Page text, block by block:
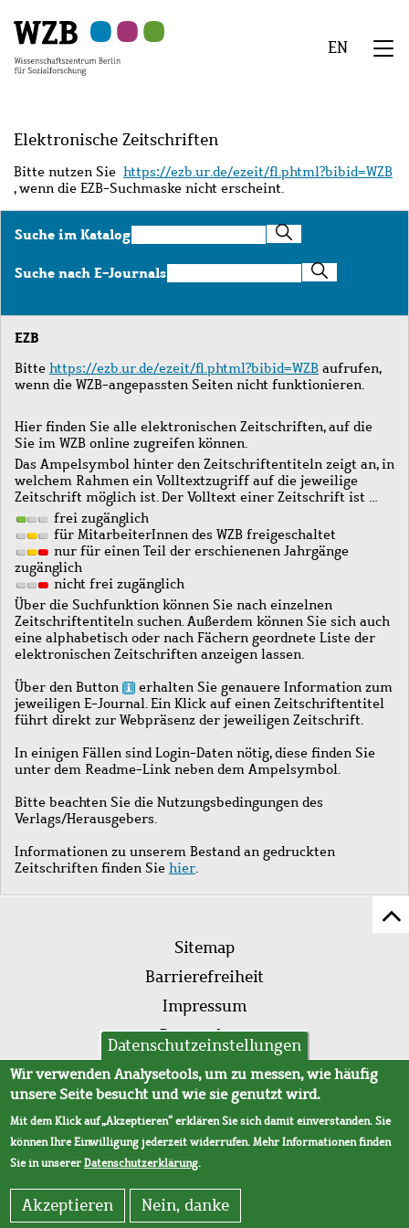
Hauptinhalt
springen
Navigation
springen
Suche
springen
Sekundärnavigation
springen
Fußzeile
springen
EN
Elektronische Zeitschriften
Bitte nutzen Sie https://ezb.ur.de/ezeit/fl.phtml?bibid=WZB
, wenn die EZB-Suchmaske nicht erscheint.
Suche im KatalogSuche
im
Katalog
Suche nach E-JournalsSuche
nach
Journals
EZB
Bitte https://ezb.ur.de/ezeit/fl.phtml?bibid=WZB aufrufen,
wenn die WZB-angepassten Seiten nicht funktionieren.
Hier finden Sie alle elektronischen Zeitschriften, auf die
Sie im WZB online zugreifen können.
Das Ampelsymbol hinter den Zeitschriftentiteln zeigt an, in
welchem Rahmen ein Volltextzugriff auf die jeweilige
Zeitschrift möglich ist. Der Volltext einer Zeitschrift ist …
frei zugänglich
für MitarbeiterInnen des WZB freigeschaltet
nur für einen Teil der erschienenen Jahrgänge
zugänglich
nicht frei zugänglich
Über die Suchfunktion können Sie nach einzelnen
Zeitschriftentiteln suchen. Außerdem können Sie sich auch
eine alphabetisch oder nach Fächern geordnete Liste der
elektronischen Zeitschriften anzeigen lassen.
Über den Button
erhalten Sie genauere Information zum
jeweiligen E-Journal. Ein Klick auf einen Zeitschriftentitel
führt direkt zur Webpräsenz der jeweiligen Zeitschrift.
In einigen Fällen sind Login-Daten nötig, diese finden Sie
unter dem Readme-Link neben dem Ampelsymbol.
Bitte beachten Sie die Nutzungsbedingungen des
Verlags/Herausgebers.
Informationen zu unserem Bestand an gedruckten
Zeitschriften finden Sie hier.
Fußleistenmenü
Sitemap
Barrierefreiheit
Impressum
Datenschutz
AVB
Datenschutzeinstellungen
Wir verwenden Analysetools, um zu messen, wie häufig
unsere Seite besucht und wie sie genutzt wird.
Mit dem Klick auf „Akzeptieren“ erklären Sie sich damit einverstanden. Sie
können Ihre Einwilligung jederzeit widerrufen. Mehr Informationen finden
Sie in unsererDatenschutzerklärung.
Akzeptieren Nein, danke